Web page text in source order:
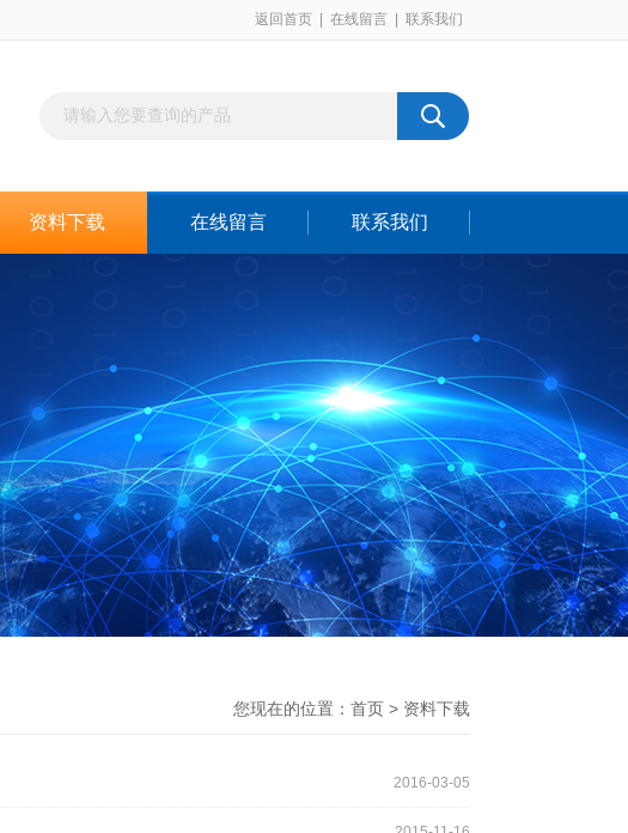
返回首页 在线留言 联系我们
资料下载 在线留言 联系我们
您现在的位置： 首页 > 资料下载
2016-03-05